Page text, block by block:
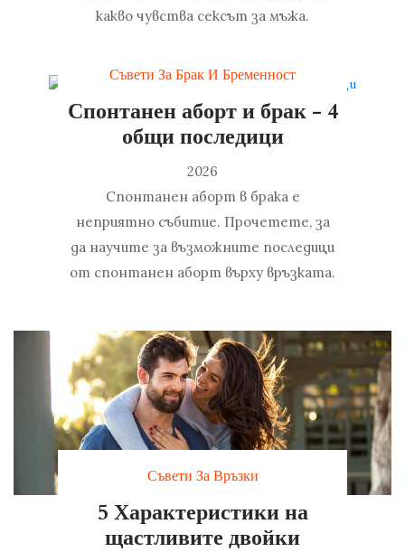
какво чувства сексът за мъжа.
Съвети За Брак И Бременност
Спонтанен аборт и брак - 4
общи последици
2026
Спонтанен аборт в брака е
неприятно събитие. Прочетете, за
да научите за възможните последици
от спонтанен аборт върху връзката.
Съвети За Връзки
5 Характеристики на
щастливите двойки